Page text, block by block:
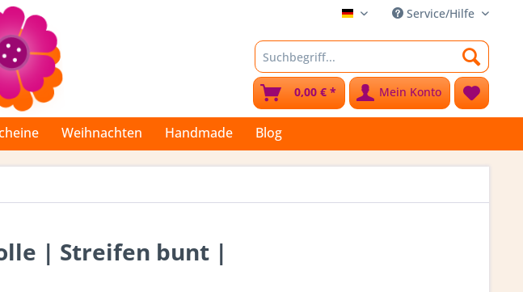
Stoffkleks Service/Hilfe
Mein Konto
0,00 € *
Weihnachten Handmade Blog
| Streifen bunt |